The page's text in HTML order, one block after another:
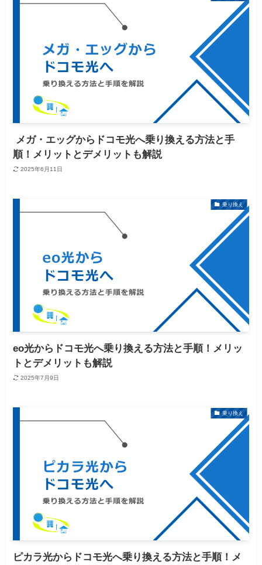
メガ・エッグからドコモ光へ乗り換える方法と手
順！メリットとデメリットも解説
2025年6月11日
乗り換え
eo光からドコモ光へ乗り換える方法と手順！メリッ
トとデメリットも解説
2025年7月9日
乗り換え
ピカラ光からドコモ光へ乗り換える方法と手順！メ